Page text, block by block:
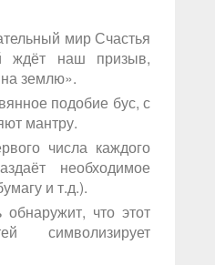
мир Счастья
ждёт наш призыв,
на землю».
подобие бус, с
мантру.
числа каждого
необходимое
и т.д.).
что этот
символизирует